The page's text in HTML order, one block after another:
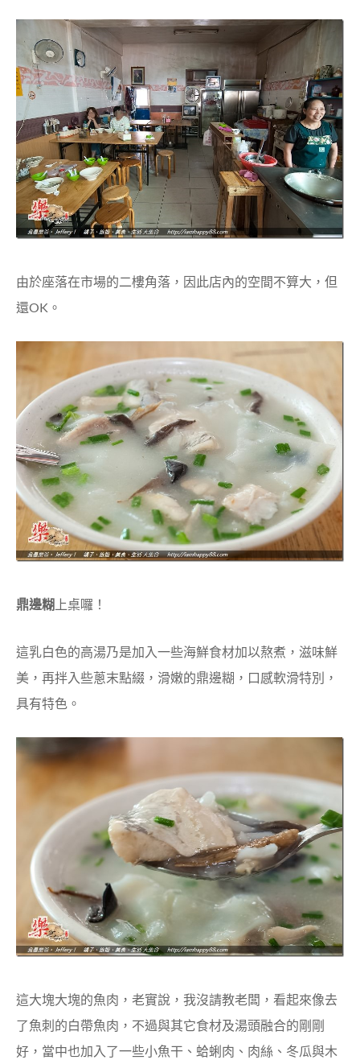
由於座落在市場的二樓角落，因此店內的空間不算大，但
還OK。
鼎邊糊 上桌囉！
這乳白色的高湯乃是加入一些海鮮食材加以熬煮，滋味鮮
美，再拌入些蔥末點綴，滑嫩的鼎邊糊，口感軟滑特別，
具有特色。
這大塊大塊的魚肉，老實說，我沒請教老闆，看起來像去
了魚刺的白帶魚肉，不過與其它食材及湯頭融合的剛剛
好，當中也加入了一些小魚干、蛤蜊肉、肉絲、冬瓜與木